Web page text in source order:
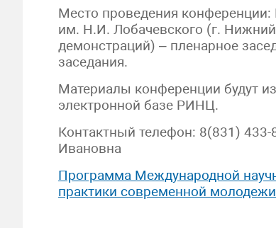
Место проведения конференции:
им. Н.И. Лобачевского (г. Нижний
демонстраций) – пленарное
заседания.
Материалы конференции будут
электронной базе РИНЦ.
Контактный телефон: 8(831)
Ивановна
Программа Международной
практики современной